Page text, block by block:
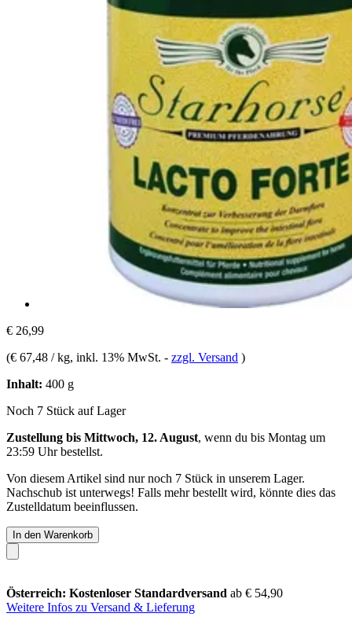
€ 26,99
(€ 67,48 / kg, inkl. 13% MwSt. - zzgl. Versand )
Inhalt: 400 g
Noch 7 Stück auf Lager
Zustellung bis Mittwoch, 12. August, wenn du bis Montag um
23:59 Uhrbestellst.
Von diesem Artikel sind nur noch 7 Stück in unserem Lager.
Nachschub ist unterwegs! Falls mehr bestellt wird, könnte dies das
Zustelldatum beeinflussen.
In den Warenkorb
Österreich: Kostenloser Standardversand ab € 54,90
Weitere Infos zu Versand & Lieferung